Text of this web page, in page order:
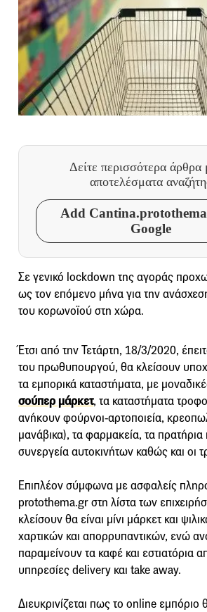
Δείτε περισσότερα άρθρα
αποτελέσματα
Add
Google
Σε γενικό lockdown της αγοράς
ως τον επόμενο μήνα για την
του κορωνοϊού στη χώρα.
Έτσι από την Τετάρτη, 18/3/2020,
του πρωθυπουργού, θα κλείσουν
τα εμπορικά καταστήματα, με
σούπερ μάρκετ, τα καταστήματα
ανήκουν φούρνοι-αρτοποιεία,
μανάβικα), τα φαρμακεία, τα πρατήρια
συνεργεία αυτοκινήτων καθώς και οι
Επιπλέον σύμφωνα με ασφαλείς
protothema.gr στη λίστα των
κλείσουν θα είναι μίνι μάρκετ και
χαρτικών και απορρυπαντικών, ενώ
παραμείνουν τα καφέ και εστιατόρια
υπηρεσίες delivery και take away.
Διευκρινίζεται πως το online εμπόριο